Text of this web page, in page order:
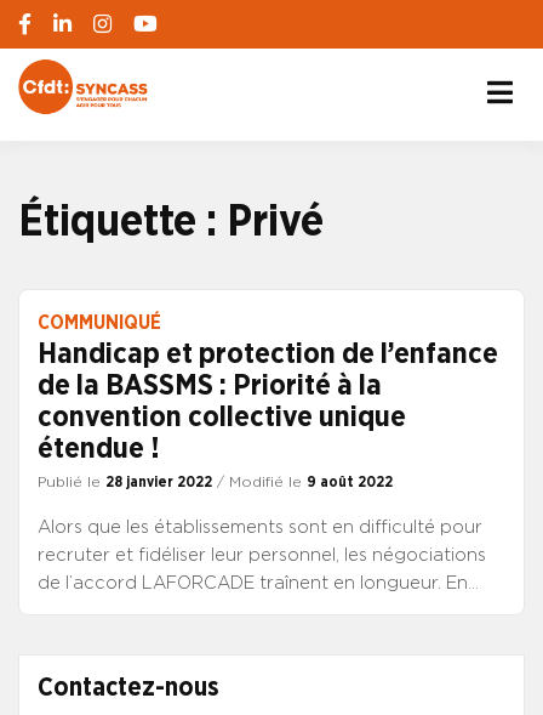
Contactez-nous
Étiquette : Privé
COMMUNIQUÉ
Handicap et protection de l’enfance
de la BASSMS : Priorité à la
convention collective unique
étendue !
Publié le 28 janvier 2022 / Modifié le 9 août 2022
Alors que les établissements sont en difficulté pour
recruter et fidéliser leur personnel, les négociations
de l’accord LAFORCADE traînent en longueur. En
point de départ d’un chantier ambitieux et